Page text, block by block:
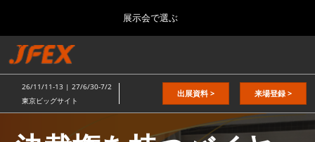
ッ
プ
し
進
to
close
the
展示会で選ぶ
2026年11月11日
ー
ナ
26/11/11-13 | 27/6/30-7/2
東京ビッグサイト
出展資料 > 来場登録 >